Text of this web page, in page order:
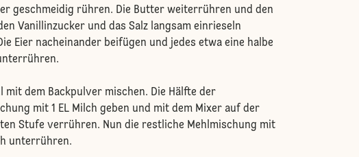
geschmeidig rühren. Die Butter weiterrühren und den
Vanillinzucker und das Salz langsam einrieseln
Eier nacheinander beifügen und jedes etwa eine halbe
mit dem Backpulver mischen. Die Hälfte der
mit 1 EL Milch geben und mit dem Mixer auf der
Stufe verrühren. Nun die restliche Mehlmischung mit
unterrühren.